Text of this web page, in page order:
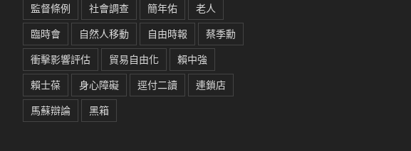
監督條例
社會調查 簡年佑
老人
臨時會
自然人移動 自由時報
蔡季勳
衝擊影響評估
貿易自由化
賴中強
賴士葆
身心障礙 逕付二讀
連鎖店
馬蘇辯論
黑箱